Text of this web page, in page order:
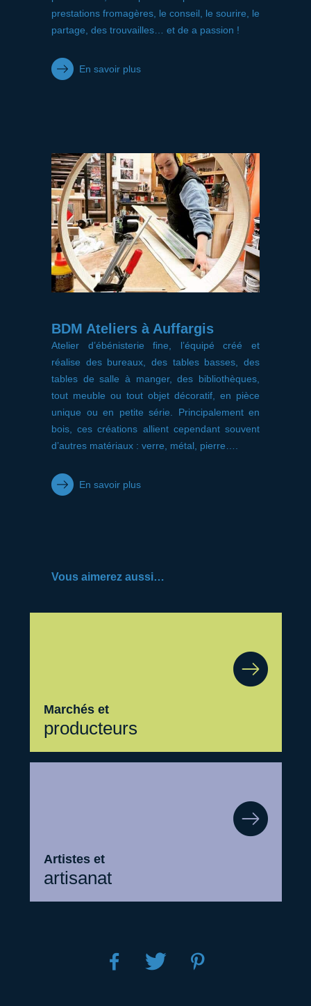
prestations fromagères, le conseil, le sourire, le
partage, des trouvailles… et de a passion !
En savoir plus
BDM Ateliers à Auffargis
Atelier d’ébénisterie fine, l’équipé créé et
réalise des bureaux, des tables basses, des
tables de salle à manger, des bibliothèques,
tout meuble ou tout objet décoratif, en pièce
unique ou en petite série. Principalement en
bois, ces créations allient cependant souvent
d’autres matériaux : verre, métal, pierre….
En savoir plus
Vous aimerez aussi…
Marchés et
producteurs
Artistes et
artisanat